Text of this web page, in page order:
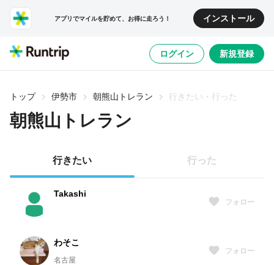
アプリでマイルを貯めて、お得に走ろう！ インストール
ログイン 新規登録
トップ 伊勢市 朝熊山トレラン 行きたい・行った
朝熊山トレラン
行きたい 行った
Takashi
フォロー
わそこ
名古屋
フォロー